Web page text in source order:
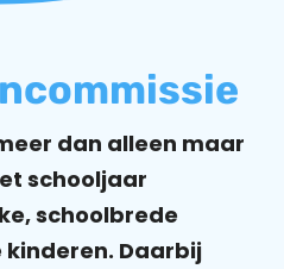
dan alleen maar
schooljaar
schoolbrede
Daarbij